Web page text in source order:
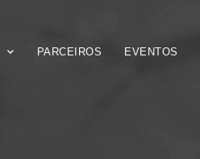
PARCEIROS EVENTOS